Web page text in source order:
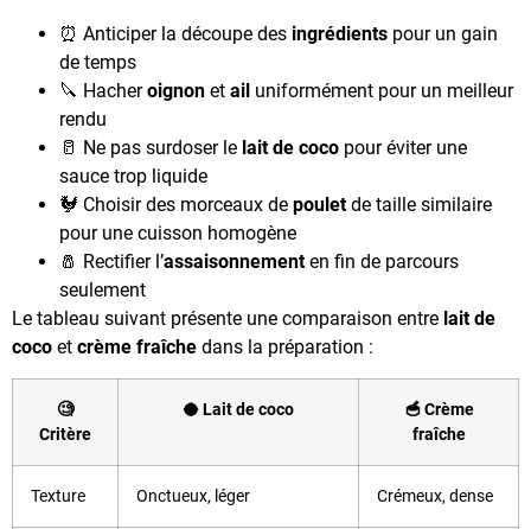
⏰ Anticiper la découpe des ingrédients pour un gain
de temps
🔪 Hacheroignon et ail uniformément pour un meilleur
rendu
🥛 Ne pas surdoser le lait de coco pour éviter une
sauce trop liquide
🐓 Choisir des morceaux de pouletde taille similaire
pour une cuisson homogène
🧂 Rectifier l’assaisonnementen fin de parcours
seulement
Le tableau suivant présente une comparaison entre lait de
coco et crème fraîche dans la préparation :
🧐
Critère
🥥 Lait de coco
🥣 Crème
fraîche
Texture Onctueux, léger Crémeux, dense